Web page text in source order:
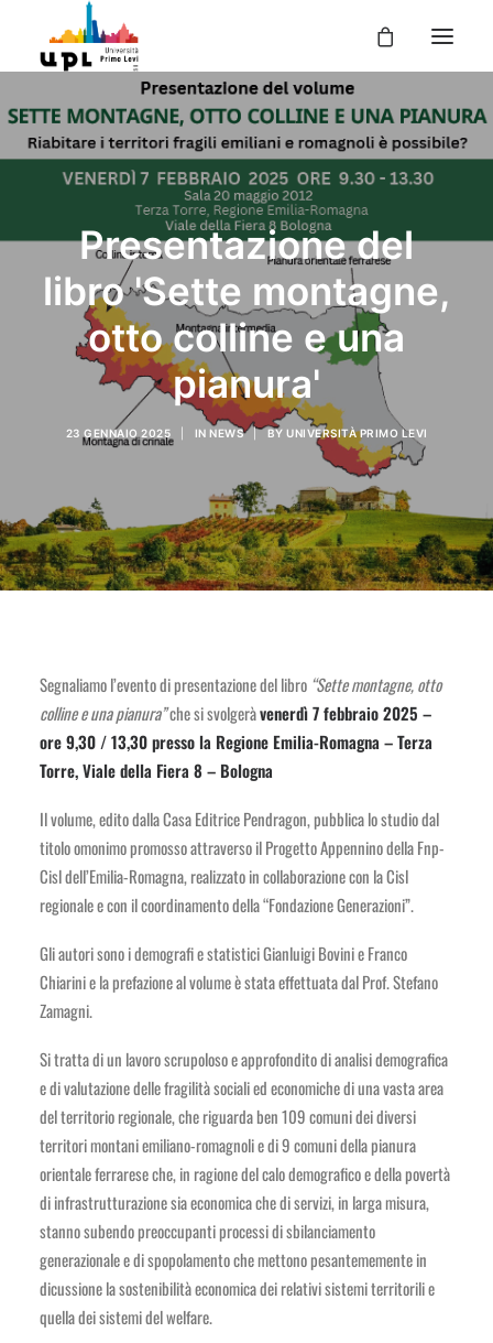
I CORSI
I DOCENTI
UPL PER TE
ENTRA
Presentazione del
libro 'Sette montagne,
otto colline e una
pianura'
23 GENNAIO 2025 IN NEWS | BY UNIVERSITÀ PRIMO LEVI
Segnaliamo l’evento di presentazione del libro “Sette montagne, otto
colline e una pianura”che si svolgeràvenerdì 7 febbraio 2025 –
ore 9,30 / 13,30presso la Regione Emilia-Romagna – Terza
Torre, Viale della Fiera 8 – Bologna
Il volume, edito dalla Casa Editrice Pendragon, pubblica lo studio dal
titolo omonimo promosso attraverso il Progetto Appennino della Fnp-
Cisl dell’Emilia-Romagna, realizzato in collaborazione con la Cisl
regionale e con il coordinamento della “Fondazione Generazioni”.
Gli autori sono i demografi e statistici Gianluigi Bovini e Franco
Chiarini e la prefazione al volume è stata effettuata dal Prof. Stefano
Zamagni.
Si tratta di un lavoro scrupoloso e approfondito di analisi demografica
e di valutazione delle fragilità sociali ed economiche di una vasta area
del territorio regionale, che riguarda ben 109 comuni dei diversi
territori montani emiliano-romagnoli e di 9 comuni della pianura
orientale ferrarese che, in ragione del calo demografico e della povertà
di infrastrutturazione sia economica che di servizi, in larga misura,
stanno subendo preoccupanti processi di sbilanciamento
generazionale e di spopolamento che mettono pesantememente in
dicussione la sostenibilità economica dei relativi sistemi territorili e
quella dei sistemi del welfare.